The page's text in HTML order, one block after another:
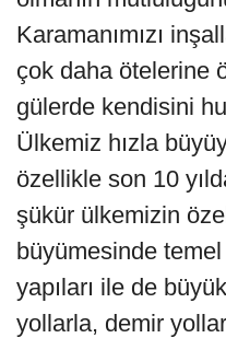
Karamanımızı
çok daha ötelerine
gülerde kendisini
Ülkemiz hızla
özellikle son 10
şükür ülkemizin
büyümesinde
yapıları ile de
yollarla, demir